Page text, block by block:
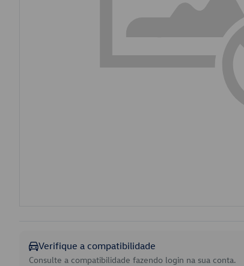
Verifique a compatibilidade
Consulte a compatibilidade fazendo login na sua conta.